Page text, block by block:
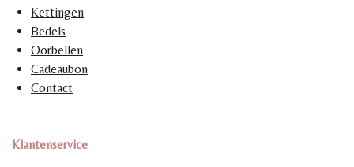
Kettingen
Bedels
Oorbellen
Cadeaubon
Contact
Klantenservice